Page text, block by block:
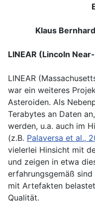
Klaus
LINEAR (Lincoln
LINEAR
war ein weiteres
Asteroiden. Als
Terabytes an Daten
werden, u.a. auch im
(z.B. Palaversa et al.,
vielerlei Hinsicht mit
und zeigen in etwa
erfahrungsgemäß
mit Artefakten
Qualität.